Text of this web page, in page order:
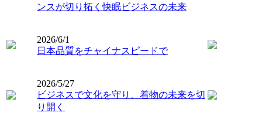
ンスが切り拓く快眠ビジネスの未来
2026/6/1
日本品質をチャイナスピードで
2026/5/27
ビジネスで文化を守り、着物の未来を切
り開く